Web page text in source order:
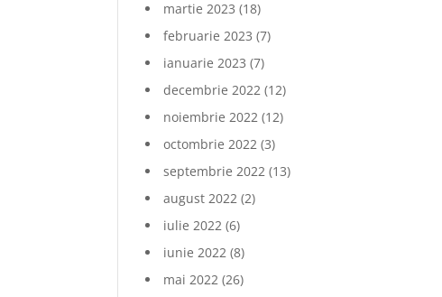
martie 2023 (18)
februarie 2023 (7)
ianuarie 2023 (7)
decembrie 2022 (12)
noiembrie 2022 (12)
octombrie 2022 (3)
septembrie 2022 (13)
august 2022 (2)
iulie 2022 (6)
iunie 2022 (8)
mai 2022 (26)